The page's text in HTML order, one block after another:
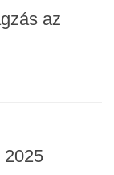
az
2025